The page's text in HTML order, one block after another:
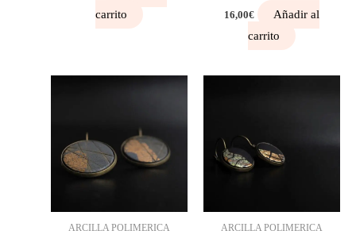
carrito
16,00€
Añadir al
carrito
ARCILLA POLIMERICA ARCILLA POLIMERICA